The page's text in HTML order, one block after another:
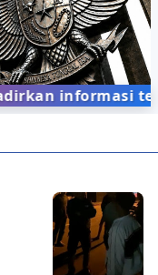
informasi